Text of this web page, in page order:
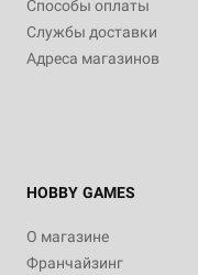
Способы оплаты
Службы доставки
Адреса магазинов
HOBBY GAMES
О магазине
Франчайзинг